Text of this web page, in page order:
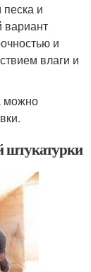
и
вариант
и
влаги и
можно
штукатурки